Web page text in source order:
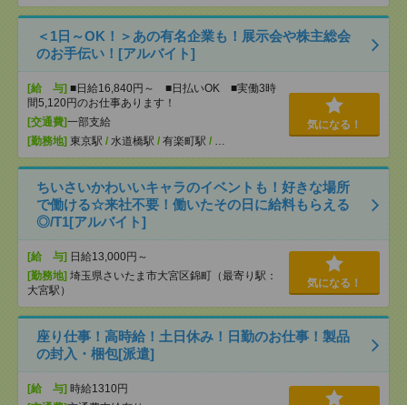
＜1日～OK！＞あの有名企業も！展示会や株主総会
のお手伝い！[アルバイト]
[給 与] ■日給16,840円～ ■日払いOK ■実働3時
間5,120円のお仕事あります！
[交通費]一部支給
[勤務地] 東京駅 / 水道橋駅 / 有楽町駅 / …
気になる！
ちいさいかわいいキャラのイベントも！好きな場所
で働ける☆来社不要！働いたその日に給料もらえる
◎/T1[アルバイト]
[給 与] 日給13,000円～
[勤務地] 埼玉県さいたま市大宮区錦町（最寄り駅：
大宮駅）
気になる！
座り仕事！高時給！土日休み！日勤のお仕事！製品
の封入・梱包[派遣]
[給 与] 時給1310円